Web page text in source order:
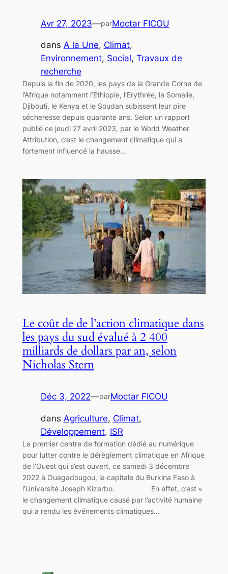
Avr 27, 2023—parMoctar FICOU
dans A la Une, Climat
Environnement, Social, Travaux de
recherche
Depuis la fin de 2020, les pays de la Grande Corne de
l’Afrique notamment l’Ethiopie, l’Erythrée, la Somalie,
Djibouti, le Kenya et le Soudan subissent leur pire
sécheresse depuis quarante ans. Selon un rapport
publié ce jeudi 27 avril 2023, par le World Weather
Attribution, c’est le changement climatique qui a
fortement influencé la hausse…
Le coût de de l’action climatique dans
les pays du sud évalué à 2 400
milliards de dollars par an, selon
Nicholas Stern
Déc 3, 2022—parMoctar FICOU
dans Agriculture, Climat
Développement, ISR
Le premier centre de formation dédié au numérique
pour lutter contre le dérèglement climatique en Afrique
de l’Ouest qui s’est ouvert, ce samedi 3 décembre
2022 à Ouagadougou, la capitale du Burkina Faso à
l’Université Joseph Kizerbo. En effet, c’est «
le changement climatique causé par l’activité humaine
qui a rendu les événements climatiques…